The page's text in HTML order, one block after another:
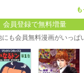
会員登録で無料増量
にも会員無料漫画がいっぱ